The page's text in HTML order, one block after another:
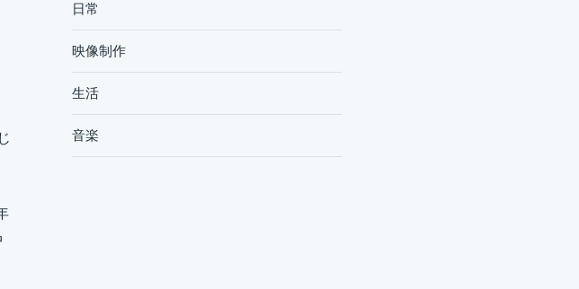
日常
映像制作
生活
音楽